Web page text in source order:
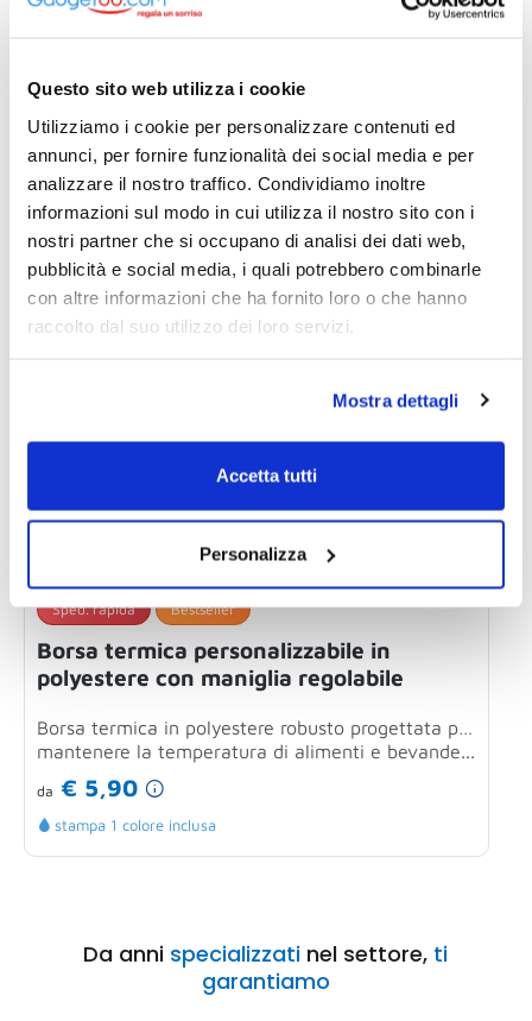
Questo sito web utilizza i cookie
Utilizziamo i cookie per personalizzare contenuti ed
annunci, per fornire funzionalità dei social media e per
analizzare il nostro traffico. Condividiamo inoltre
informazioni sul modo in cui utilizza il nostro sito con i
nostri partner che si occupano di analisi dei dati web,
pubblicità e social media, i quali potrebbero combinarle
con altre informazioni che ha fornito loro o che hanno
raccolto dal suo utilizzo dei loro servizi.
Mostra dettagli
Accetta tutti
Personalizza
Sped. rapida Bestseller
Borsa termica personalizzabile in
polyestere con maniglia regolabile
Borsa termica in polyestere robusto progettata per
mantenere la temperatura di alimenti e bevande...
da € 5,90
stampa 1 colore inclusa
Da anni specializzati nel settore, ti
garantiamo